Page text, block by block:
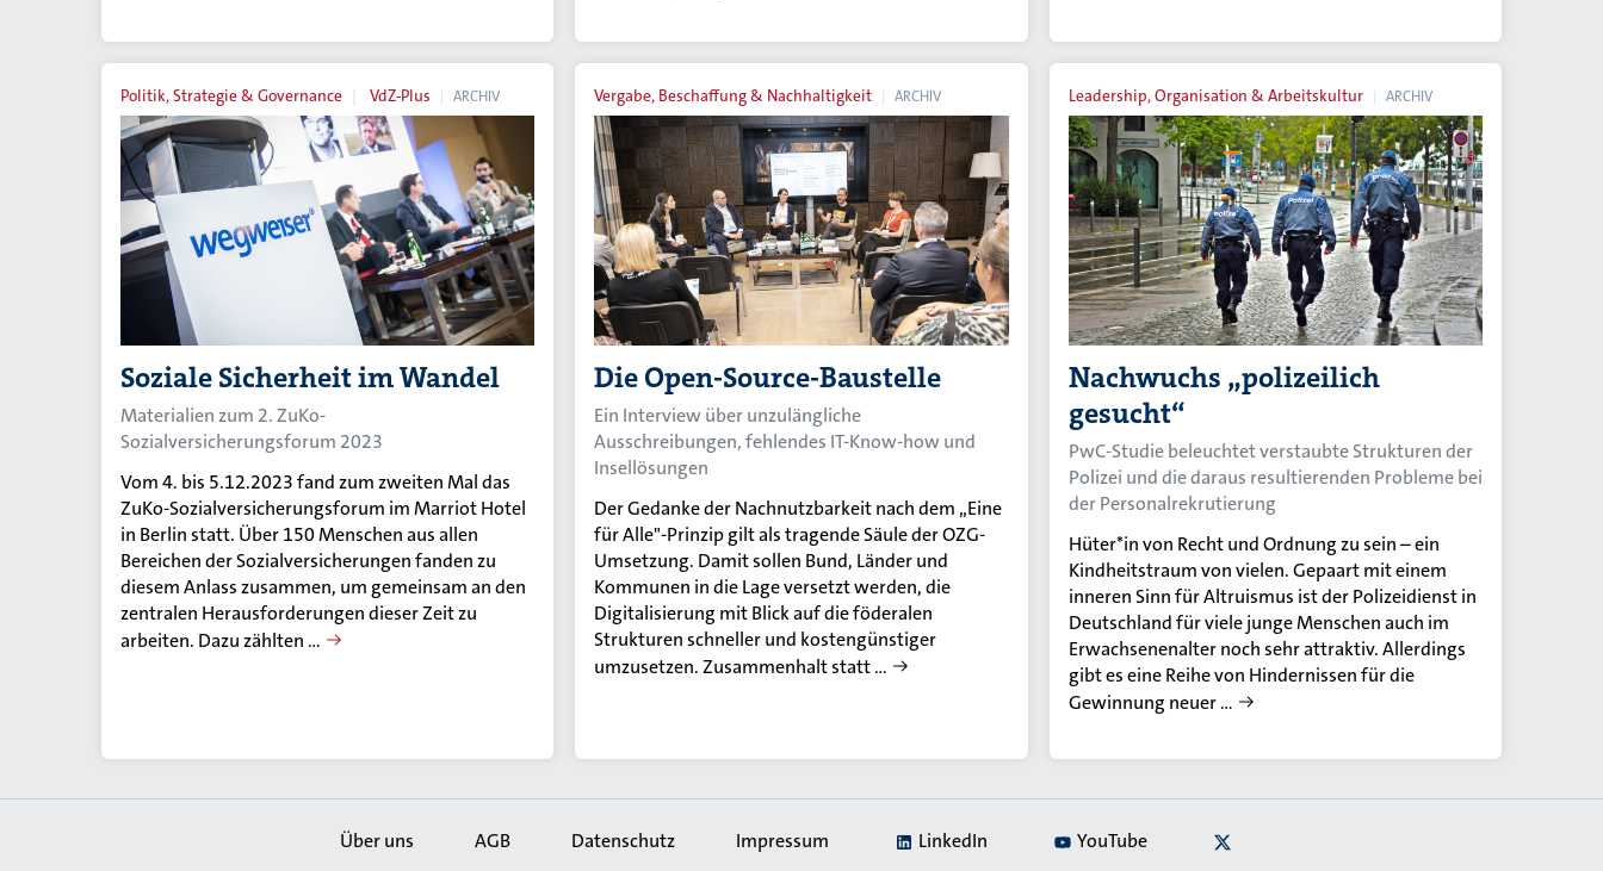
Politik, Strategie & Governance VdZ-Plus ARCHIV
Soziale Sicherheit im Wandel
Materialien zum 2. ZuKo-
Sozialversicherungsforum 2023
Vom 4. bis 5.12.2023 fand zum zweiten Mal das
ZuKo-Sozialversicherungsforum im Marriot Hotel
in Berlin statt. Über 150 Menschen aus allen
Bereichen der Sozialversicherungen fanden zu
diesem Anlass zusammen, um gemeinsam an den
zentralen Herausforderungen dieser Zeit zu
arbeiten. Dazu zählten …
Vergabe, Beschaffung & Nachhaltigkeit ARCHIV
Die Open-Source-Baustelle
Ein Interview über unzulängliche
Ausschreibungen, fehlendes IT-Know-how und
Insellösungen
Der Gedanke der Nachnutzbarkeit nach dem „Eine
für Alle"-Prinzip gilt als tragende Säule der OZG-
Umsetzung. Damit sollen Bund, Länder und
Kommunen in die Lage versetzt werden, die
Digitalisierung mit Blick auf die föderalen
Strukturen schneller und kostengünstiger
umzusetzen. Zusammenhalt statt …
Leadership, Organisation & Arbeitskultur ARCHIV
Nachwuchs „polizeilich
gesucht“
PwC-Studie beleuchtet verstaubte Strukturen der
Polizei und die daraus resultierenden Probleme bei
der Personalrekrutierung
Hüter*in von Recht und Ordnung zu sein – ein
Kindheitstraum von vielen. Gepaart mit einem
inneren Sinn für Altruismus ist der Polizeidienst in
Deutschland für viele junge Menschen auch im
Erwachsenenalter noch sehr attraktiv. Allerdings
gibt es eine Reihe von Hindernissen für die
Gewinnung neuer …
Über uns AGB Datenschutz Impressum LinkedIn YouTube